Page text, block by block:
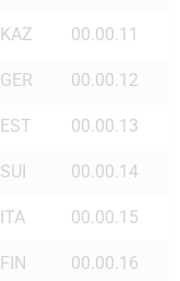
KAZ 00.00.11
GER 00.00.12
EST 00.00.13
SUI 00.00.14
ITA 00.00.15
FIN 00.00.16